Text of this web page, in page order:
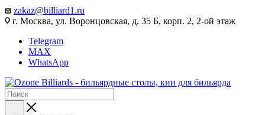
zakaz@billiard1.ru
г. Москва, ул. Воронцовская, д. 35 Б, корп. 2, 2-ой этаж
Telegram
MAX
WhatsApp